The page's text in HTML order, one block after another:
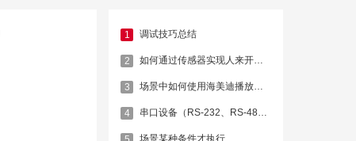
1 调试技巧总结
2 如何通过传感器实现人来开灯，人走关灯
3 场景中如何使用海美迪播放指定视频
4 串口设备（RS-232、RS-485）的安装及调试方法
场景某种条件才执行